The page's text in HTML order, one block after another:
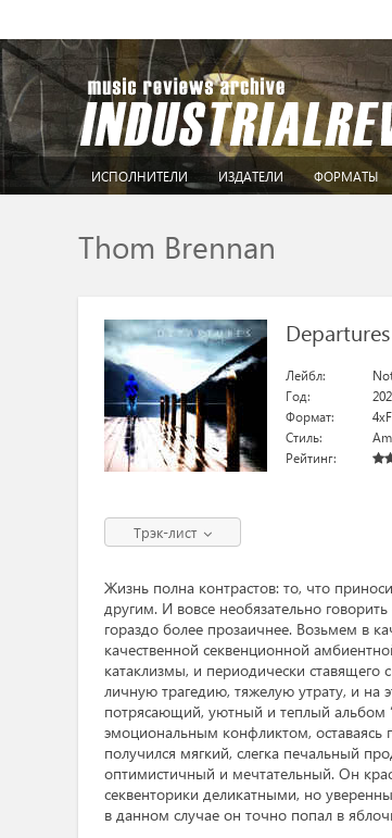
ИСПОЛНИТЕЛИ ИЗДАТЕЛИ ФОРМАТЫ
Thom Brennan
Departures
Лейбл:
Год:
Формат:
Стиль:
Рейтинг:
Трэк-лист
Жизнь полна контрастов: то, что
другим. И вовсе необязательно
гораздо более прозаичнее. Возьмем в
качественной секвенционной
катаклизмы, и периодически ставящего
личную трагедию, тяжелую утрату, и на
потрясающий, уютный и теплый альбом
эмоциональным конфликтом, оставаясь
получился мягкий, слегка печальный
оптимистичный и мечтательный. Он
секвенторики деликатными, но
в данном случае он точно попал в